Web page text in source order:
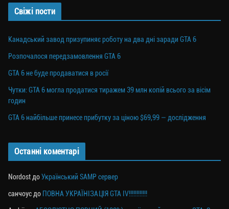
Свіжі пости
Канадський завод призупиняє роботу на два дні заради GTA 6
Розпочалося передзамовлення GTA 6
GTA 6 не буде продаватися в росії
Чутки: GTA 6 могла продатися тиражем 39 млн копій всього за вісім
годин
GTA 6 найбільше принесе прибутку за ціною $69,99 — дослідження
Останні коментарі
Nordost доУкраїнський SAMP сервер
санчоус до ПОВНА УКРАЇНІЗАЦІЯ GTA IV!!!!!!!!!!!!